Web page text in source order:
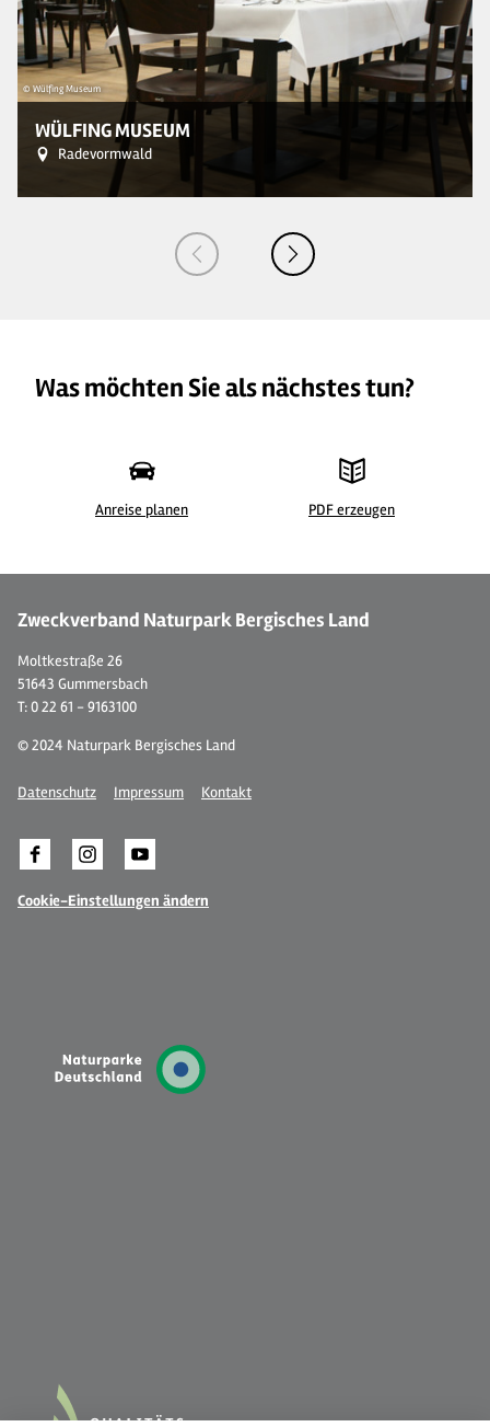
© Wülfing Museum
WÜLFING MUSEUM
Radevormwald
Was möchten Sie als nächstes tun?
Anreise planen PDF erzeugen
Zweckverband Naturpark Bergisches Land
Moltkestraße 26
51643 Gummersbach
T: 0 22 61 - 9163100
© 2024 Naturpark Bergisches Land
Datenschutz Impressum Kontakt
Cookie-Einstellungen ändern